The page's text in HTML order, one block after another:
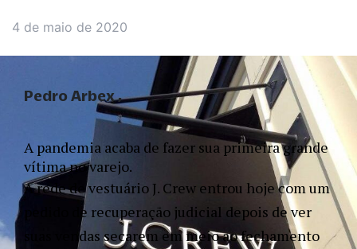
4 de maio de 2020
A pandemia acaba de fazer sua primeira grande
vítima no varejo.
A rede de vestuário J. Crew entrou hoje com um
pedido de recuperação judicial depois de ver
suas vendas secarem em meio ao fechamento
Pedro Arbex